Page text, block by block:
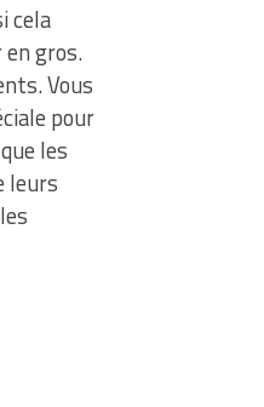
cela
en gros.
Vous
pour
les
leurs